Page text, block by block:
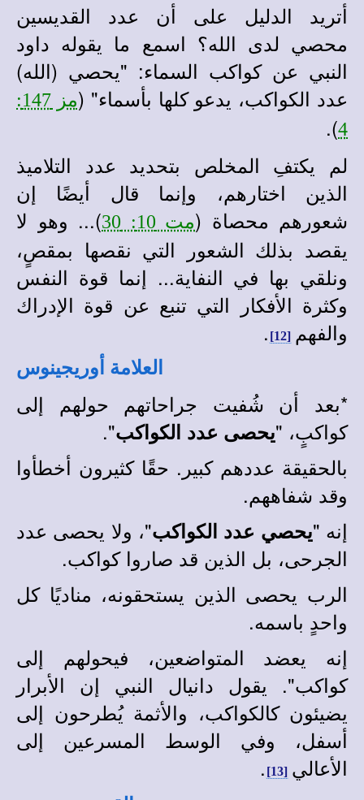
أتريد الدليل على أن عدد القديسين
محصي لدى الله؟ اسمع ما يقوله داود
النبي عن كواكب السماء: "يحصي (الله)
عدد الكواكب، يدعو كلها بأسماء" (
مز 147:
4
).
لم يكتفِ المخلص بتحديد عدد التلاميذ
الذين اختارهم، وإنما قال أيضًا إن
شعورهم محصاة (مت 10: 30
)... وهو لا
يقصد بذلك الشعور التي نقصها بمقصٍ،
ونلقي بها في النفاية... إنما قوة النفس
وكثرة الأفكار التي تنبع عن قوة الإدراك
والفهم [12]
.
العلامة أوريجينوس
*بعد أن شُفيت جراحاتهم حولهم إلى
كواكبٍ، "يحصى عدد الكواكب".
بالحقيقة عددهم كبير. حقًا كثيرون أخطأوا
وقد شفاههم.
إنه "يحصي عدد الكواكب"، ولا يحصى عدد
الجرحى، بل الذين قد صاروا كواكب.
الرب يحصى الذين يستحقونه، مناديًا كل
واحدٍ باسمه.
إنه يعضد المتواضعين، فيحولهم إلى
كواكب". يقول دانيال النبي إن الأبرار
يضيئون كالكواكب، والأثمة يُطرحون إلى
أسفل، وفي الوسط المسرعين إلى
الأعالي [13]
.